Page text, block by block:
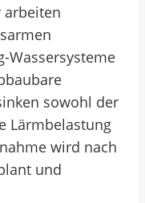
arbeiten
Wassersysteme
sowohl der
Lärmbelastung
wird nach
und